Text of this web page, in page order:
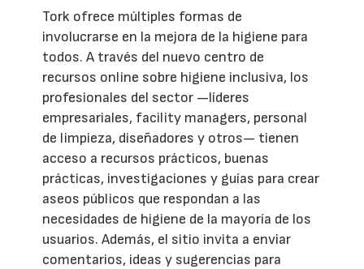
Tork ofrece múltiples formas de
involucrarse en la mejora de la higiene para
todos. A través del nuevo centro de
recursos online sobre higiene inclusiva, los
profesionales del sector —líderes
empresariales, facility managers, personal
de limpieza, diseñadores y otros— tienen
acceso a recursos prácticos, buenas
prácticas, investigaciones y guías para crear
aseos públicos que respondan a las
necesidades de higiene de la mayoría de los
usuarios. Además, el sitio invita a enviar
comentarios, ideas y sugerencias para